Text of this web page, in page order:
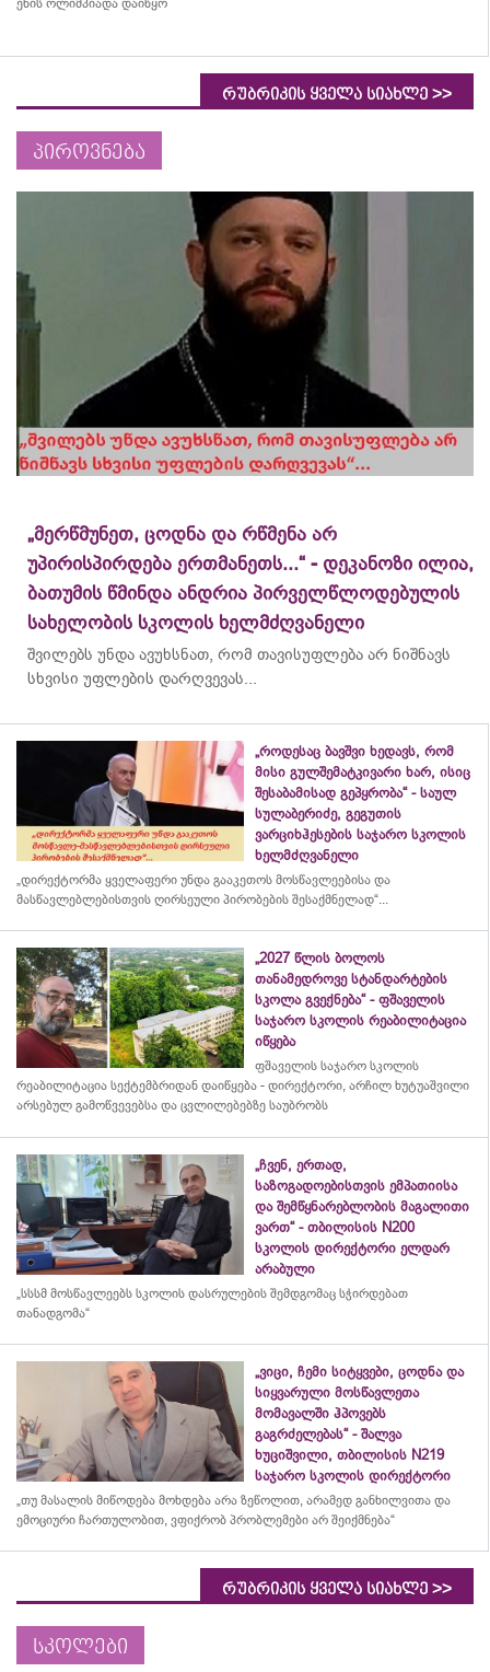
ენის ოლიმპიადა დაიწყო
რუბრიკის ყველა სიახლე >>
პიროვნება
„მერწმუნეთ, ცოდნა და რწმენა არ
უპირისპირდება ერთმანეთს...“ - დეკანოზი ილია,
ბათუმის წმინდა ანდრია პირველწლოდებულის
სახელობის სკოლის ხელმძღვანელი
შვილებს უნდა ავუხსნათ, რომ თავისუფლება არ ნიშნავს
სხვისი უფლების დარღვევას...
„როდესაც ბავშვი ხედავს, რომ
მისი გულშემატკივარი ხარ, ისიც
შესაბამისად გეპყრობა“ - საულ
სულაბერიძე, გეგუთის
ვარციხჰესების საჯარო სკოლის
ხელმძღვანელი
„დირექტორმა ყველაფერი უნდა გააკეთოს მოსწავლეებისა და
მასწავლებლებისთვის ღირსეული პირობების შესაქმნელად“...
„2027 წლის ბოლოს
თანამედროვე სტანდარტების
სკოლა გვექნება“ - ფშაველის
საჯარო სკოლის რეაბილიტაცია
იწყება
ფშაველის საჯარო სკოლის
რეაბილიტაცია სექტემბრიდან დაიწყება - დირექტორი, არჩილ ხუტუაშვილი
არსებულ გამოწვევებსა და ცვლილებებზე საუბრობს
„ჩვენ, ერთად,
საზოგადოებისთვის ემპათიისა
და შემწყნარებლობის მაგალითი
ვართ“ - თბილისის N200
სკოლის დირექტორი ელდარ
არაბული
„სსსმ მოსწავლეებს სკოლის დასრულების შემდგომაც სჭირდებათ
თანადგომა“
„ვიცი, ჩემი სიტყვები, ცოდნა და
სიყვარული მოსწავლეთა
მომავალში ჰპოვებს
გაგრძელებას“ - შალვა
ხუციშვილი, თბილისის N219
საჯარო სკოლის დირექტორი
„თუ მასალის მიწოდება მოხდება არა ზეწოლით, არამედ განხილვითა და
ემოციური ჩართულობით, ვფიქრობ პრობლემები არ შეიქმნება“
რუბრიკის ყველა სიახლე >>
სკოლები